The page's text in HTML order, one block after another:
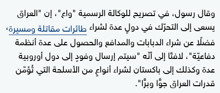
وقال رسول، في تصريح للوكالة الرسمية "واع"، إن "العراق
يسعى إلى التحرّك في دولٍ عدة لشراء طائرات مقاتلة ومسيرة،
فضلًا عن شراء الدبابات والمدافع والحصول على عدة أنظمة
دفاعيّة"، لافتًا إلى أنّه "سيتم إرسال وفودٍ إلى دول أوروبية
عدة وكذلك إلى باكستان لشراء أنواعٍ من الأسلحة التي تُؤمّن
قدرات العراق جوًّا وبرًّا".